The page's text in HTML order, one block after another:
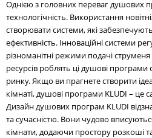
Однією з головних переваг душових
технологічність. Використання
створювати системи, які
ефективність. Інноваційні системи
різноманітні режими подачі
ресурсів роблять ці душові
ринку. Якщо ви прагнете створити
кімнаті, душові програми KLUDI – це
Дизайн душових програм KLUDI
та сучасністю. Вони чудово
кімнати, додаючи простору розкоші